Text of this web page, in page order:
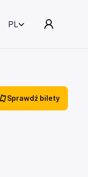
PL
Sprawdź bilety